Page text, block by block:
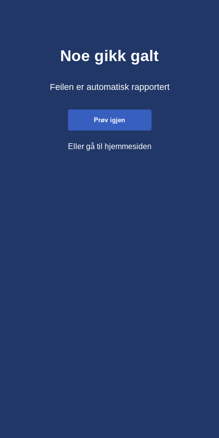
Noe gikk galt
Feilen er automatisk rapportert
Prøv igjen
Eller gå til hjemmesiden